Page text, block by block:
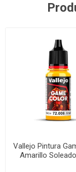
Vallejo Pintura
Amarillo